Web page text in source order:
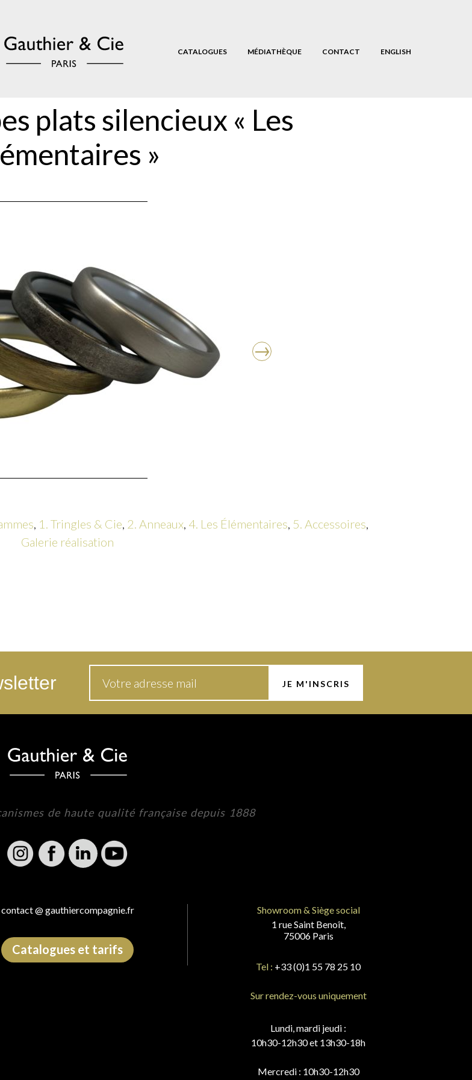
CATALOGUES MÉDIATHÈQUE CONTACT ENGLISH
plats silencieux « Les
»
, 1. Tringles & Cie, 2. Anneaux, 4. Les Élémentaires, 5. Accessoires,
Galerie réalisation
de haute qualité française depuis 1888
contact @ gauthiercompagnie.fr
Catalogues et tarifs
Showroom & Siège social
1 rue Saint Benoît,
75006 Paris
Tel : +33 (0)1 55 78 25 10
Sur rendez-vous uniquement
Lundi, mardi jeudi :
10h30-12h30 et 13h30-18h
Mercredi : 10h30-12h30